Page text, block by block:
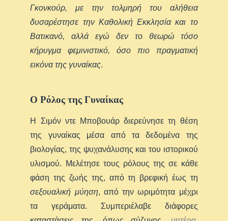
Γκονκούρ, με την τολμηρή του αλήθεια
δυσαρέστησε την Καθολική Εκκλησία και το
Βατικανό, αλλά εγώ δεν το θεωρώ τόσο
κήρυγμα φεμινιστικό, όσο πιο πραγματική
εικόνα της γυναίκας.
Ο Ρόλος της Γυναίκας
Η Σιμόν ντε Μποβουάρ διερεύνησε τη θέση
της γυναίκας μέσα από τα δεδομένα της
βιολογίας, της ψυχανάλυσης και του ιστορικού
υλισμού. Μελέτησε τους ρόλους της σε κάθε
φάση της ζωής της, από τη βρεφική έως τη
σεξουαλική μύηση, από την ωριμότητα μέχρι
τα γεράματα. Συμπεριέλαβε διάφορες